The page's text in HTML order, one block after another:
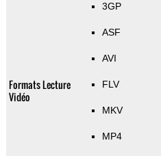
Formats Lecture
Vidéo
3GP
ASF
AVI
FLV
MKV
MP4